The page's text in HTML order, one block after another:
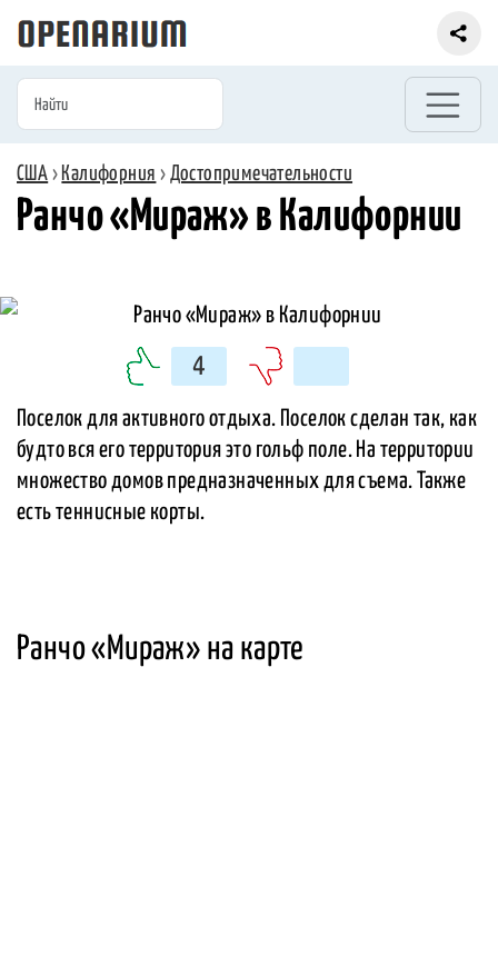
США › Калифорния › Достопримечательности
Ранчо «Мираж» в Калифорнии
4
Поселок для активного отдыха. Поселок сделан так, как
будто вся его территория это гольф поле. На территории
множество домов предназначенных для съема. Также
есть теннисные корты.
Ранчо «Мираж» на карте